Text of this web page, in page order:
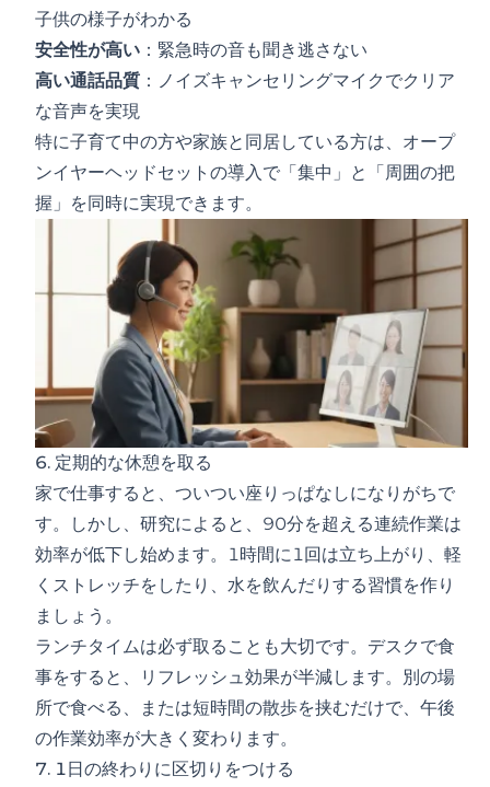
子供の様子がわかる
安全性が高い ：緊急時の音も聞き逃さない
高い通話品質 ：ノイズキャンセリングマイクでクリア
な音声を実現
特に子育て中の方や家族と同居している方は、オープ
ンイヤーヘッドセットの導入で「集中」と「周囲の把
握」を同時に実現できます。
6. 定期的な休憩を取る
家で仕事すると、ついつい座りっぱなしになりがちで
す。しかし、研究によると、90分を超える連続作業は
効率が低下し始めます。1時間に1回は立ち上がり、軽
くストレッチをしたり、水を飲んだりする習慣を作り
ましょう。
ランチタイムは必ず取ることも大切です。デスクで食
事をすると、リフレッシュ効果が半減します。別の場
所で食べる、または短時間の散歩を挟むだけで、午後
の作業効率が大きく変わります。
7. 1日の終わりに区切りをつける